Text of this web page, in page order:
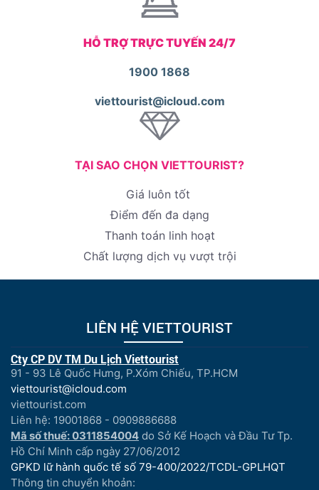
HỖ TRỢ TRỰC TUYẾN 24/7
1900 1868
viettourist@icloud.com
TẠI SAO CHỌN VIETTOURIST?
Giá luôn tốt
Điểm đến đa dạng
Thanh toán linh hoạt
Chất lượng dịch vụ vượt trội
LIÊN HỆ VIETTOURIST
Cty CP DV TM Du Lịch Viettourist
91 - 93 Lê Quốc Hưng, P.Xóm Chiếu, TP.HCM
viettourist@icloud.com
viettourist.com
Liên hệ: 19001868 - 0909886688
Mã số thuế: 0311854004 do Sở Kế Hoạch và Đầu Tư Tp.
Hồ Chí Minh cấp ngày 27/06/2012
GPKD lữ hành quốc tế số 79-400/2022/TCDL-GPLHQT
Thông tin chuyển khoản: